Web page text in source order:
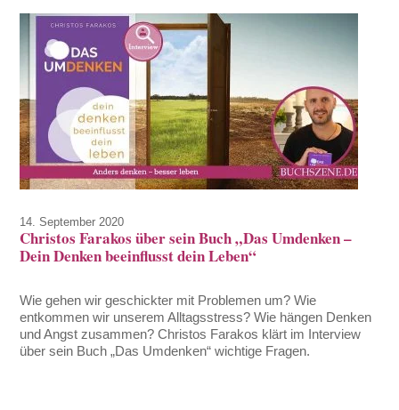
14. September 2020
Christos Farakos über sein Buch „Das Umdenken –
Dein Denken beeinflusst dein Leben“
Wie gehen wir geschickter mit Problemen um? Wie
entkommen wir unserem Alltagsstress? Wie hängen Denken
und Angst zusammen? Christos Farakos klärt im Interview
über sein Buch „Das Umdenken“ wichtige Fragen.